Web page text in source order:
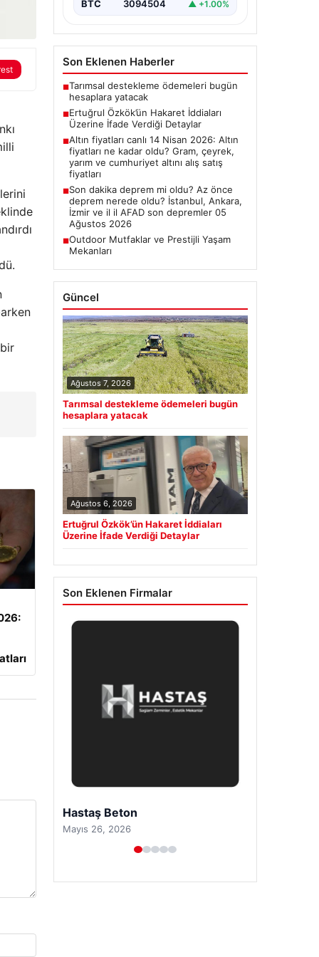
BTC 3094504 ▲ +1.00%
Son Eklenen Haberler
■Tarımsal destekleme ödemeleri bugün
hesaplara yatacak
■Ertuğrul Özkök’ün Hakaret İddiaları
Üzerine İfade Verdiği Detaylar
■Altın fiyatları canlı 14 Nisan 2026: Altın
fiyatları ne kadar oldu? Gram, çeyrek,
yarım ve cumhuriyet altını alış satış
fiyatları
■Son dakika deprem mi oldu? Az önce
deprem nerede oldu? İstanbul, Ankara,
İzmir ve il il AFAD son depremler 05
Ağustos 2026
■Outdoor Mutfaklar ve Prestijli Yaşam
Mekanları
Güncel
Ağustos 7, 2026
Tarımsal destekleme ödemeleri bugün
hesaplara yatacak
Ağustos 6, 2026
Ertuğrul Özkök’ün Hakaret İddiaları
Üzerine İfade Verdiği Detaylar
Son Eklenen Firmalar
Prenses Night Club
Nisan 29, 2026